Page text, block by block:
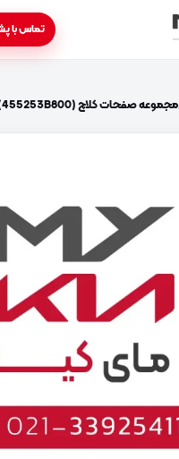
تماس با
مجموعه صفحات کلاچ (455253B800)